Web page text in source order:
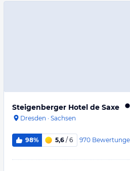
Steigenberger Hotel de Saxe
Dresden · Sachsen
98% 5,6 / 6 970